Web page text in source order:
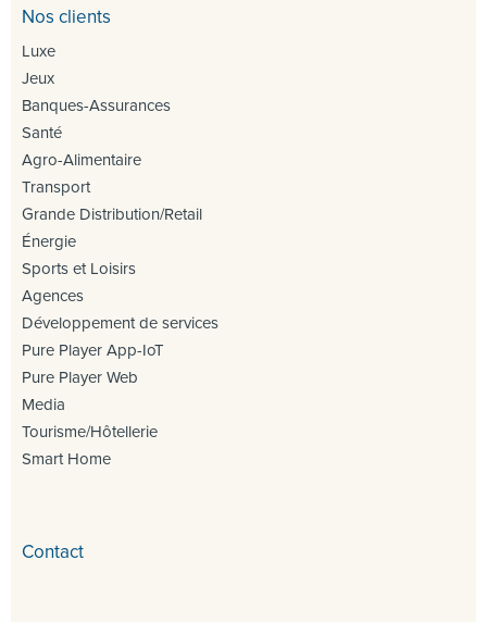
Nos clients
Luxe
Jeux
Banques-Assurances
Santé
Agro-Alimentaire
Transport
Grande Distribution/Retail
Énergie
Sports et Loisirs
Agences
Développement de services
Pure Player App-IoT
Pure Player Web
Media
Tourisme/Hôtellerie
Smart Home
Contact